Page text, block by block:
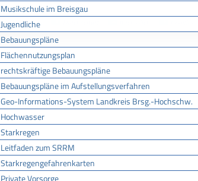
Musikschule im Breisgau
Jugendliche
Bebauungspläne
Flächennutzungsplan
rechtskräftige Bebauungspläne
Bebauungspläne im Aufstellungsverfahren
Geo-Informations-System Landkreis Brsg.-Hochschw.
Hochwasser
Starkregen
Leitfaden zum SRRM
Starkregengefahrenkarten
Private Vorsorge
Impressum